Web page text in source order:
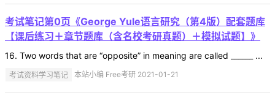
考试笔记第0页《George Yule语言研究（第4版）配套题库
【课后练习＋章节题库（含名校考研真题）＋模拟试题】》
16. Two words that are “opposite” in meaning are called ______ ...
考试资料学习笔记 本站小编 Free考研 2021-01-21